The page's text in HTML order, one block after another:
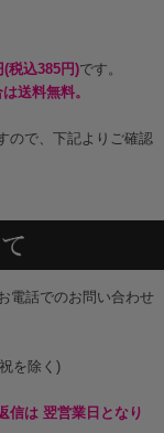
税込385円)です。
送料無料。
ので、下記よりご確認
電話でのお問い合わせ
を除く)
信は 翌営業日となり